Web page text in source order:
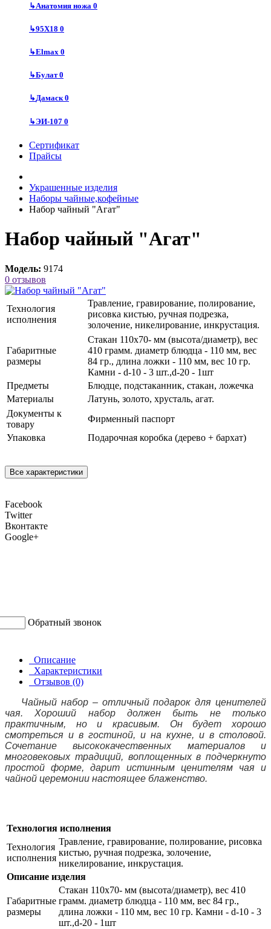
↳Анатомия ножа 0
↳95Х18 0
↳Elmax 0
↳Булат0
↳Дамаск0
↳ЭИ-107 0
Сертификат
Прайсы
Украшенные изделия
Наборы чайные,кофейные
Набор чайный "Агат"
Набор чайный "Агат"
Модель: 9174
0 отзывов
Технология
исполнения
Травление, гравирование, полирование,
рисовка кистью, ручная подрезка,
золочение, никелирование, инкрустация.
Габаритные
размеры
Стакан 110х70- мм (высота/диаметр), вес
410 грамм. диаметр блюдца - 110 мм, вес
84 гр., длина ложки - 110 мм, вес 10 гр.
Камни - d-10 - 3 шт.,d-20 - 1шт
Предметы
Блюдце, подстаканник, стакан, ложечка
Материалы
Латунь, золото, хрусталь, агат.
Документы к
товару
Фирменный паспорт
Упаковка
Подарочная коробка (дерево + бархат)
Все характеристики
Facebook
Twitter
Вконтакте
Google+
Обратный звонок
Описание
Характеристики
Отзывов (0)
Чайный набор – отличный подарок для ценителей
чая. Хороший набор должен быть не только
практичным, но и красивым. Он будет хорошо
смотреться и в гостиной, и на кухне, и в столовой.
Сочетание высококачественных материалов и
многовековых традиций, воплощенных в подчеркнуто
простой форме, дарит истинным ценителям чая и
чайной церемонии настоящее блаженство.
Технология исполнения
Технология
исполнения
Травление, гравирование, полирование, рисовка
кистью, ручная подрезка, золочение,
никелирование, инкрустация.
Описание изделия
Габаритные
размеры
Стакан 110х70- мм (высота/диаметр), вес 410
грамм. диаметр блюдца - 110 мм, вес 84 гр.,
длина ложки - 110 мм, вес 10 гр. Камни - d-10 - 3
шт.,d-20 - 1шт